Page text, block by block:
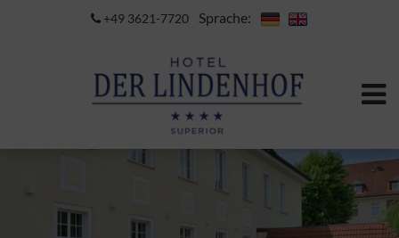
+49 3621-7720 Sprache: